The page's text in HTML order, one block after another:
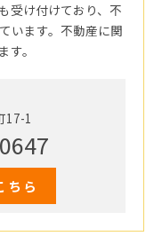
受け付けており、不
います。不動産に関
。
17-1
ちら